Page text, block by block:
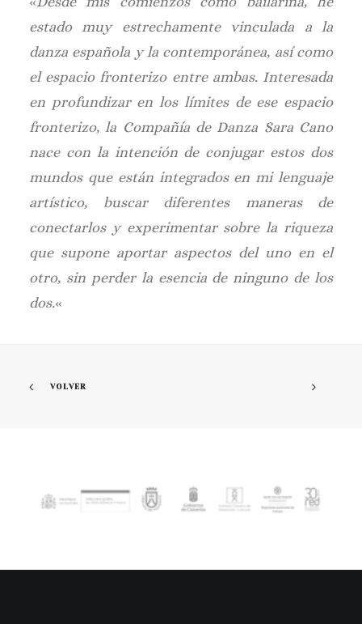
estado muy estrechamente vinculada a la
danza española y la contemporánea, así como
el espacio fronterizo entre ambas. Interesada
en profundizar en los límites de ese espacio
fronterizo, la Compañía de Danza Sara Cano
nace con la intención de conjugar estos dos
mundos que están integrados en mi lenguaje
artístico, buscar diferentes maneras de
conectarlos y experimentar sobre la riqueza
que supone aportar aspectos del uno en el
otro, sin perder la esencia de ninguno de los
dos.«
VOLVER